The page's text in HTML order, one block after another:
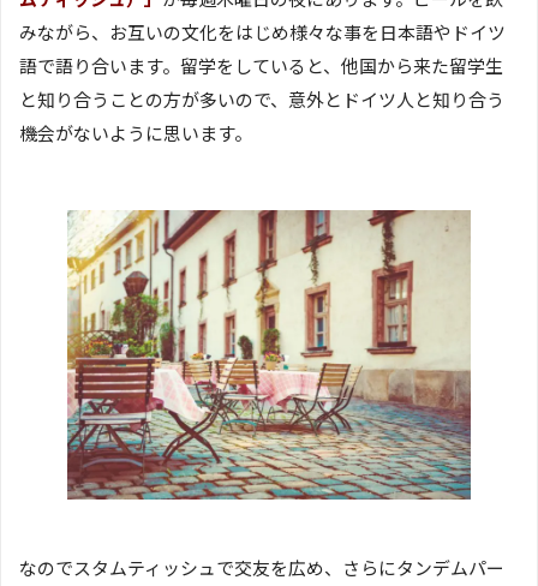
みながら、お互いの文化をはじめ様々な事を日本語やドイツ
語で語り合います。留学をしていると、他国から来た留学生
と知り合うことの方が多いので、意外とドイツ人と知り合う
機会がないように思います。
なのでスタムティッシュで交友を広め、さらにタンデムパー